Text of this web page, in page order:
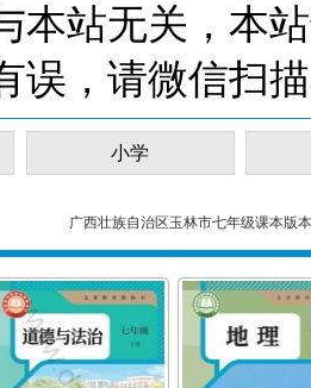
本站无关，本
误，请微信扫
小学
广西壮族自治区玉林市七年级课本版本